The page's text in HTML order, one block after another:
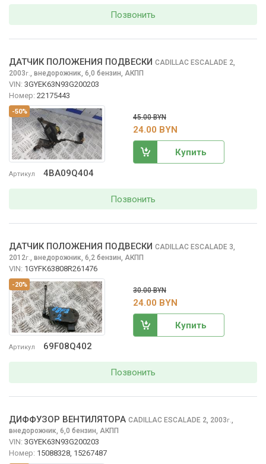
Позвонить
-50%
Артикул 4BA09Q404
ДАТЧИК ПОЛОЖЕНИЯ ПОДВЕСКИ CADILLAC ESCALADE 2,
2003г., внедорожник, 6,0 бензин, АКПП
VIN: 3GYEK63N93G200203
Номер: 22175443
45.00 BYN
24.00 BYN
Купить
Позвонить
-20%
Артикул 69F08Q402
ДАТЧИК ПОЛОЖЕНИЯ ПОДВЕСКИ CADILLAC ESCALADE 3,
2012г., внедорожник, 6,2 бензин, АКПП
VIN: 1GYFK63808R261476
30.00 BYN
24.00 BYN
Купить
Позвонить
ДИФФУЗОР ВЕНТИЛЯТОРА CADILLAC ESCALADE 2, 2003г.,
внедорожник, 6,0 бензин, АКПП
VIN: 3GYEK63N93G200203
Номер: 15088328, 15267487